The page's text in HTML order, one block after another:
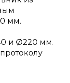
мм.
и
220 мм.